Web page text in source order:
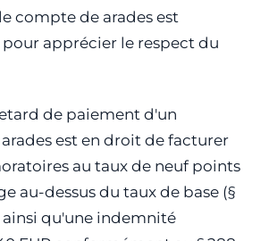
compte de arades est
apprécier le respect du
de paiement d'un
est en droit de facturer
au taux de neuf points
au-dessus du taux de base (§
ainsi qu'une indemnité